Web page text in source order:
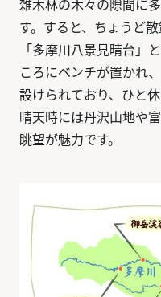
雑木林の木々の隙間に
す。すると、ちょうど
「多摩川八景見晴台」
ころにベンチが置かれ
設けられており、ひと
晴天時には丹沢山地や
眺望が魅力です。